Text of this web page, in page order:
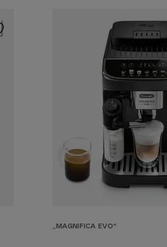
„MAGNIFICA EVO“